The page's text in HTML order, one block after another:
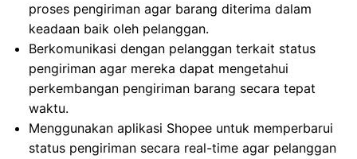
proses pengiriman agar barang diterima dalam
keadaan baik oleh pelanggan.
Berkomunikasi dengan pelanggan terkait status
pengiriman agar mereka dapat mengetahui
perkembangan pengiriman barang secara tepat
waktu.
Menggunakan aplikasi Shopee untuk memperbarui
status pengiriman secara real-time agar pelanggan